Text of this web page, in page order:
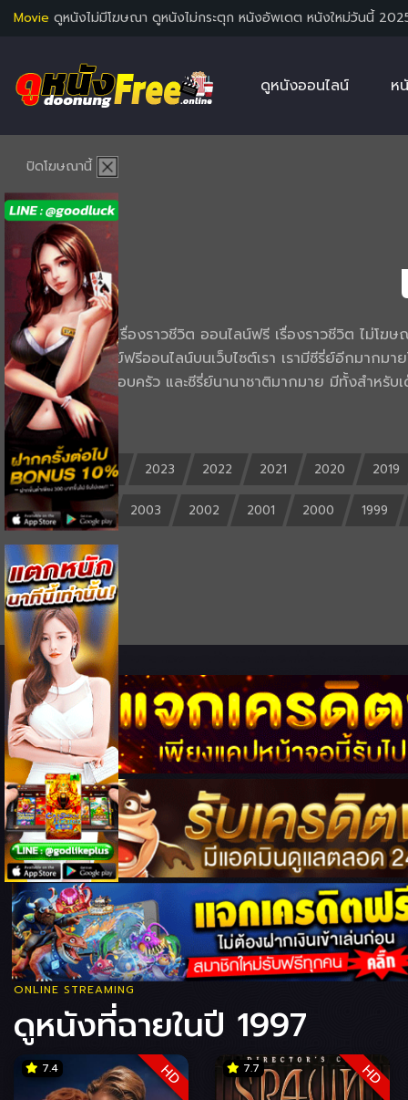
Movie ดูหนังไม่มีโฆษณา ดูหนังไม่กระตุก หนังอัพเดต หนังใหม่วันนี้
ดูหนังออนไลน์ ห
ดูซีรี่ย์เกี่ยวกับ เรื่องราวชีวิต ออนไลน์ฟรี เรื่องราวชีวิต ไม่โฆ
ท่านได้เลือกดูซีรี่ย์ฟรีออนไลน์บนเว็บไซต์เรา เรามีซีรี่ย์อีกมาก
ความรัก ซีรี่ย์ครอบครัว และซีรี่ย์นานาชาติมากมาย มีทั้งสำหรั
2025 2024 2023 2022 2021 2020 2019
2004 2003 2002 2001 2000 1999
ONLINE STREAMING
ดูหนังที่ฉายในปี 1997
HD
7.4 HD
7.7
ปิดโฆษณานี้